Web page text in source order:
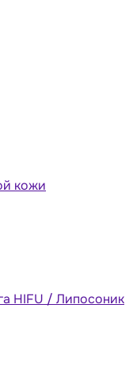
кожи
HIFU / Липосоник